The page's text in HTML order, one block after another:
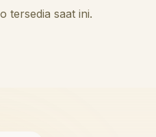
tersedia saat ini.